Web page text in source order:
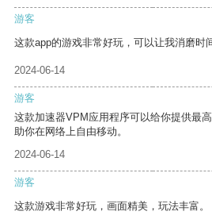
游客
这款app的游戏非常好玩，可以让我消磨时
2024-06-14
游客
这款加速器VPM应用程序可以给你提供最
助你在网络上自由移动。
2024-06-14
游客
这款游戏非常好玩，画面精美，玩法丰富。